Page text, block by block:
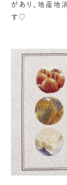
があり、地産地
す♡